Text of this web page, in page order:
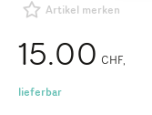
Artikel merken
CHF
15.00
lieferbar